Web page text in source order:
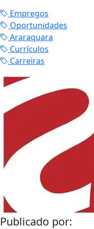
Empregos
Oportunidades
Araraquara
Currículos
Carreiras
Publicado por: